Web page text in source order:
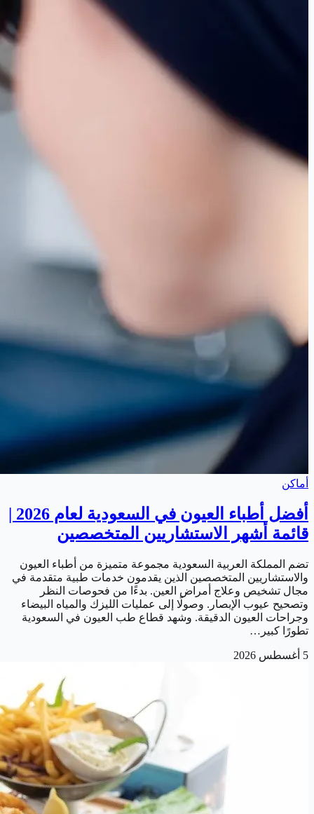
أماكن
قائمة أشهر الاستشاريين المتخصصين
تضم المملكة العربية السعودية مجموعة متميزة من أطباء العيون
والاستشاريين المتخصصين الذين يقدمون خدمات طبية متقدمة في
مجال تشخيص وعلاج أمراض العين. بدءًا من فحوصات النظر
وتصحيح عيوب الإبصار. وصولًا إلى عمليات الليزك والمياه البيضاء
وجراحات العيون الدقيقة. وشهد قطاع طب العيون في السعودية
تطورًا كبير…
5 أغسطس 2026